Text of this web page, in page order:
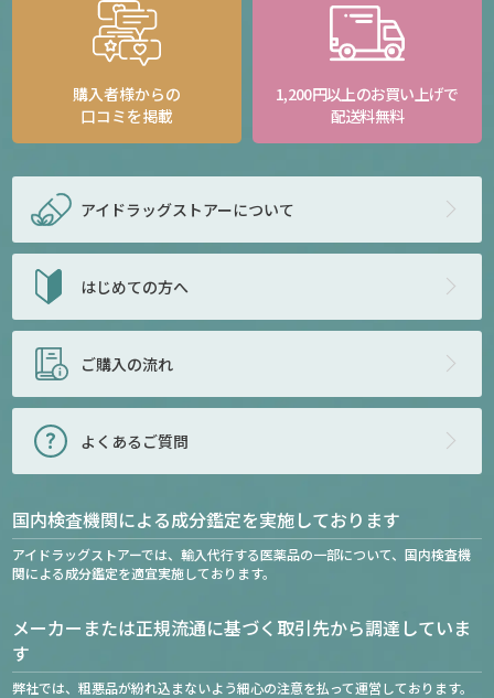
購入者様からの
口コミを掲載
1,200円以上のお買い上げで
配送料無料
アイドラッグストアーについて
はじめての方へ
ご購入の流れ
よくあるご質問
国内検査機関による成分鑑定を実施しております
アイドラッグストアーでは、輸入代行する医薬品の一部について、国内検査機
関による成分鑑定を適宜実施しております。
メーカーまたは正規流通に基づく取引先から調達していま
す
弊社では、粗悪品が紛れ込まないよう細心の注意を払って運営しております。